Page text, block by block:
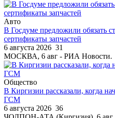
Авто
В Госдуме предложили обязать
сертификаты запчастей
6 августа 2026 31
МОСКВА, 6 авг - РИА Новости.
Общество
В Киргизии рассказали, когда
ГСМ
6 августа 2026 36